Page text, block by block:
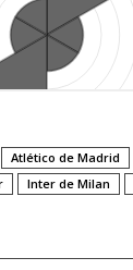
Atlético de Madrid
Inter de Milan